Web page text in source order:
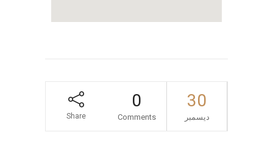
30
ديسمبر
0
Comments
Share